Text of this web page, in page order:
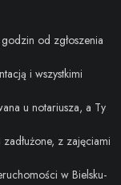
od zgłoszenia
i wszystkimi
u notariusza, a Ty
z zajęciami
w Bielsku-